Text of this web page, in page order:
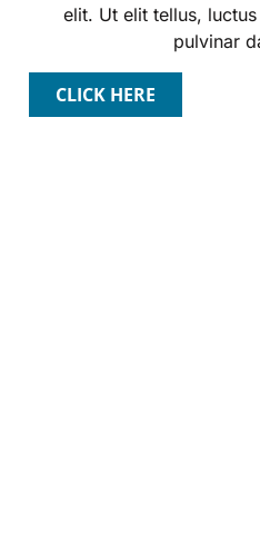
elit. Ut elit tellus,
pulvinar
CLICK HERE